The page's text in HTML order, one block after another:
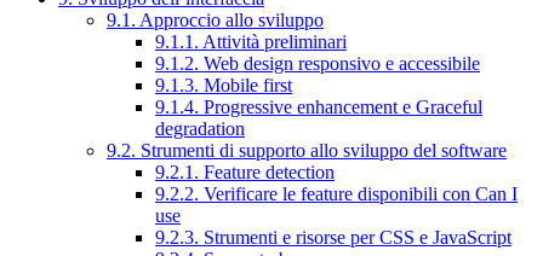
9.1. Approccio allo sviluppo
9.1.1. Attività preliminari
9.1.2. Web design responsivo e accessibile
9.1.3. Mobile first
9.1.4. Progressive enhancement e Graceful
degradation
9.2. Strumenti di supporto allo sviluppo del software
9.2.1. Feature detection
9.2.2. Verificare le feature disponibili con Can I
use
9.2.3. Strumenti e risorse per CSS e JavaScript